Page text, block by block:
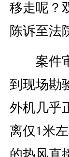
移走呢？
陈诉至法
案件审
到现场勘
外机几乎
离仅1米
的热风直